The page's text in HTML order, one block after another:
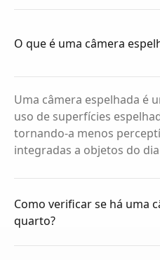
O que é uma câmera
Uma câmera espelhada é
uso de superfícies
tornando-a menos
integradas a objetos do
Como verificar se há uma
quarto?